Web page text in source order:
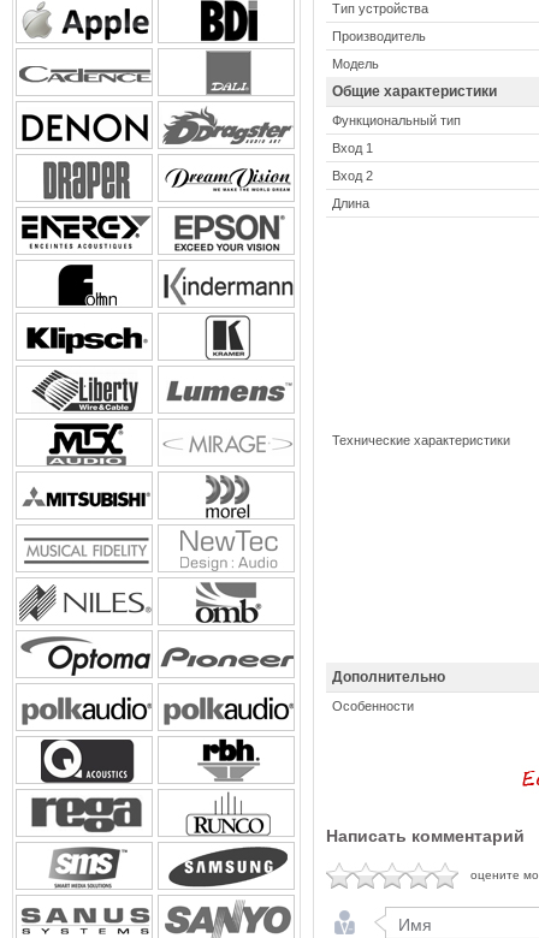
Тип устройства
Производитель
Модель
Общие характеристики
Функциональный тип
Вход 1
Вход 2
Длина
Технические характеристики
Дополнительно
Особенности
Написать комментарий
оцените